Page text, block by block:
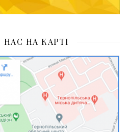
НА КАРТІ